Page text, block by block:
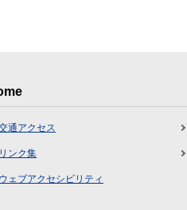
通アクセス
リンク集
ウェブアクセシビリティ